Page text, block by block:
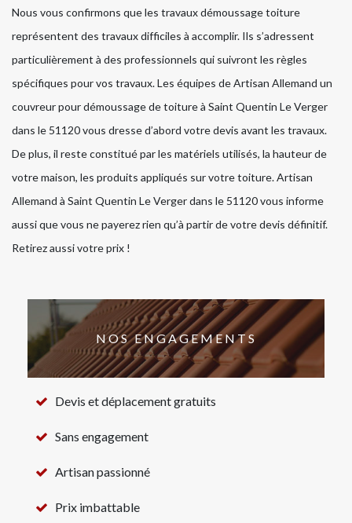
Nous vous confirmons que les travaux démoussage toiture
représentent des travaux difficiles à accomplir. Ils s’adressent
particulièrement à des professionnels qui suivront les règles
spécifiques pour vos travaux. Les équipes de Artisan Allemand un
couvreur pour démoussage de toiture à Saint Quentin Le Verger
dans le 51120 vous dresse d’abord votre devis avant les travaux.
De plus, il reste constitué par les matériels utilisés, la hauteur de
votre maison, les produits appliqués sur votre toiture. Artisan
Allemand à Saint Quentin Le Verger dans le 51120 vous informe
aussi que vous ne payerez rien qu’à partir de votre devis définitif.
Retirez aussi votre prix !
NOS ENGAGEMENTS
Devis et déplacement gratuits
Sans engagement
Artisan passionné
Prix imbattable